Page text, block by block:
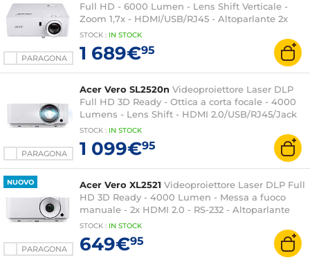
PARAGONA
Full HD - 6000 Lumen - Lens Shift Verticale -
Zoom 1,7x - HDMI/USB/RJ45 - Altoparlante 2x
15W integrato - IP6X
STOCK : IN STOCK
1 689€95
PARAGONA
Acer Vero SL2520n Videoproiettore Laser DLP
Full HD 3D Ready - Ottica a corta focale - 4000
Lumens - Lens Shift - HDMI 2.0/USB/RJ45/Jack
3,5 mm - Altoparlante integrato 15W
STOCK : IN STOCK
1 099€95
NUOVO
PARAGONA
Acer Vero XL2521 Videoproiettore Laser DLP Full
HD 3D Ready - 4000 Lumen - Messa a fuoco
manuale - 2x HDMI 2.0 - RS-232 - Altoparlante
integrato 1x15 W
STOCK : IN STOCK
649€95